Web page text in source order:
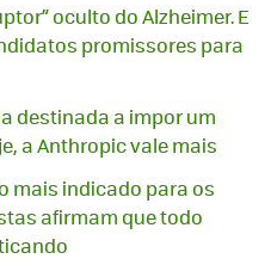
oculto do Alzheimer. E
promissores para
destinada a impor um
a Anthropic vale mais
mais indicado para os
afirmam que todo